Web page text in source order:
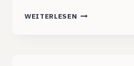
WEITERLESEN DCB008: